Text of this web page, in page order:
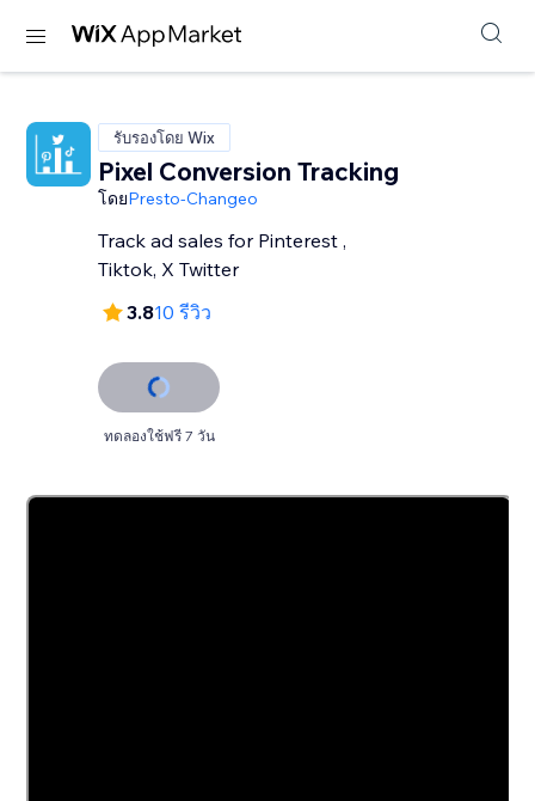
รับรองโดย Wix
Pixel Conversion Tracking
โดยPresto-Changeo
Track ad sales for Pinterest ,
Tiktok, X Twitter
3.810 รีวิว
ทดลองใช้ฟรี 7 วัน